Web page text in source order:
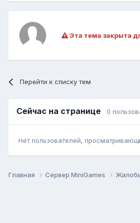
Эта тема закрыта
Перейти к списку тем
Сейчас на странице 0
Нет пользователей,
Главная Сервер MiniGames